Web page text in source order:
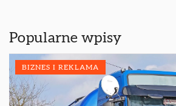
Popularne wpisy
BIZNES I REKLAMA